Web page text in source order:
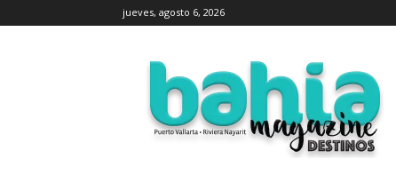
jueves, agosto 6, 2026